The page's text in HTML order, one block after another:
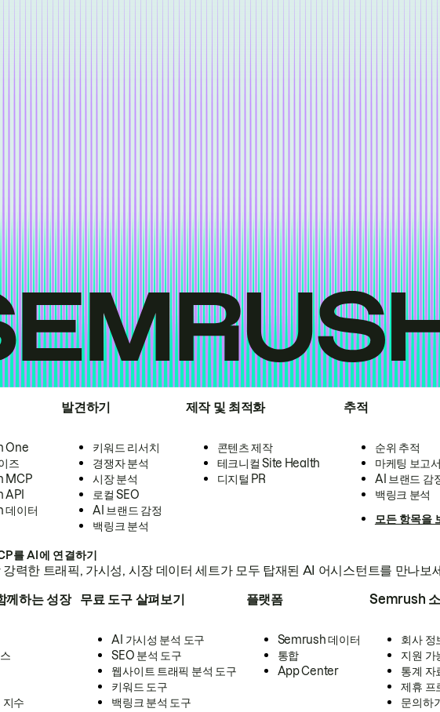
One
즈
MCP
API
데이터
발견하기
키워드 리서치
경쟁자 분석
시장 분석
로컬 SEO
AI 브랜드 감정
백링크 분석
제작 및 최적화
콘텐츠 제작
테크니컬 Site Health
디지털 PR
추적
순위 추적
마케팅 보고
AI 브랜드 감
백링크 분석
모든 항목을
를 AI에 연결하기
력한 트래픽, 가시성, 시장 데이터 세트가 모두 탑재된 AI 어시스턴트를 만나보
께하는 성장
지수
무료 도구 살펴보기
AI 가시성 분석 도구
SEO 분석 도구
웹사이트 트래픽 분석 도구
키워드 도구
백링크 분석 도구
플랫폼
Semrush 데이터
통합
App Center
Semrush
회사 정
지원 가
통계 자
제휴 프
문의하